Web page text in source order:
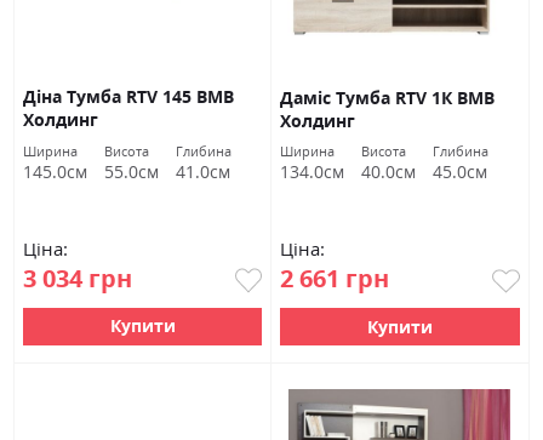
Діна Тумба RTV 145 ВМВ
Холдинг
Ширина
145.0см
Висота
55.0см
Глибина
41.0см
Ціна:
3 034 грн
Купити
Даміс Тумба RTV 1К ВМВ
Холдинг
Ширина
134.0см
Висота
40.0см
Глибина
45.0см
Ціна:
2 661 грн
Купити